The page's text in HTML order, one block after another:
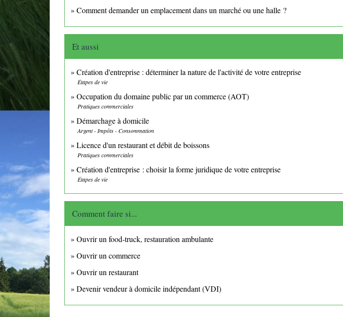
Comment demander un emplacement dans un marché ou une halle ?
Et aussi
Création d'entreprise : déterminer la nature de l'activité de votre entreprise
Étapes de vie
Occupation du domaine public par un commerce (AOT)
Pratiques commerciales
Démarchage à domicile
Argent - Impôts - Consommation
Licence d'un restaurant et débit de boissons
Pratiques commerciales
Création d'entreprise : choisir la forme juridique de votre entreprise
Étapes de vie
Comment faire si...
Ouvrir un food-truck, restauration ambulante
Ouvrir un commerce
Ouvrir un restaurant
Devenir vendeur à domicile indépendant (VDI)